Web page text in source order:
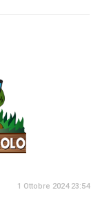
1 Ottobre 2024 23:54